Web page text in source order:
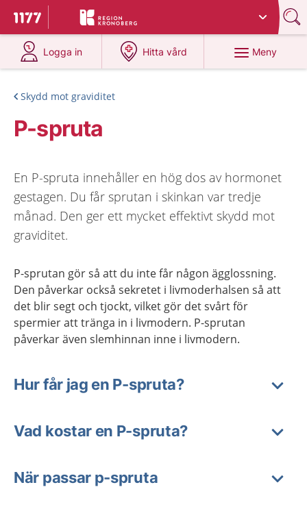
Till startsidan för 1177
Du har valt region
Logga in
på 1177.se
Hitta vård
på 1177.se
Meny
Skydd mot graviditet
P-spruta
En P-spruta innehåller en hög dos av hormonet
gestagen. Du får sprutan i skinkan var tredje
månad. Den ger ett mycket effektivt skydd mot
graviditet.
P-sprutan gör så att du inte får någon ägglossning.
Den påverkar också sekretet i livmoderhalsen så att
det blir segt och tjockt, vilket gör det svårt för
spermier att tränga in i livmodern. P-sprutan
påverkar även slemhinnan inne i livmodern.
Hur får jag en P-spruta?
Vad kostar en P-spruta?
När passar p-spruta